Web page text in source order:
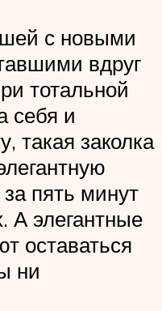
с новыми
вдруг
тотальной
себя и
такая заколка
пять минут
А элегантные
оставаться
ни